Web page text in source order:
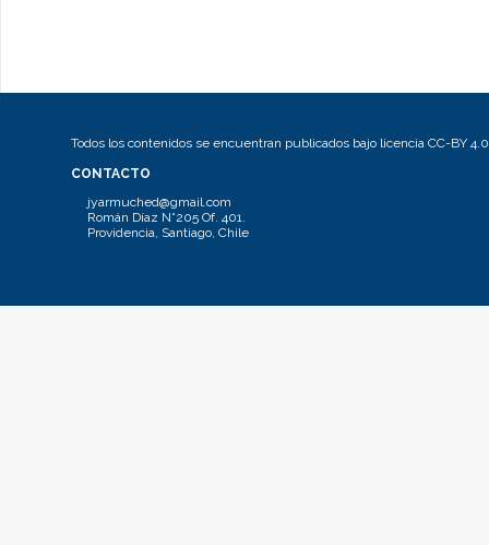
Todos los contenidos se encuentran publicados bajo licencia CC-BY 4.0
CONTACTO
jyarmuched@gmail.com
Román Díaz N°205 Of. 401.
Providencia, Santiago, Chile